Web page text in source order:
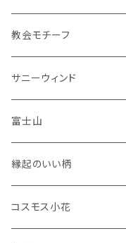
花瓶
セット品
教会モチーフ
サニーウィンド
富士山
縁起のいい柄
コスモス小花